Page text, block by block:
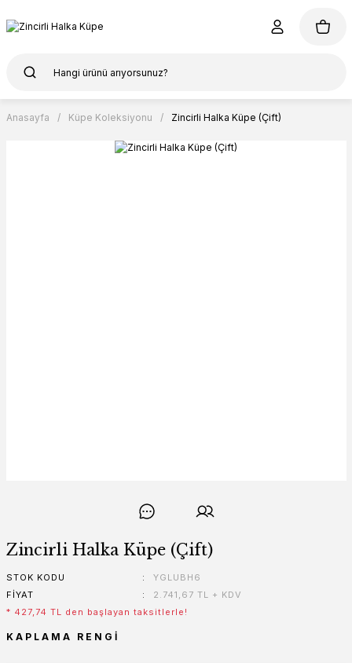
Anasayfa Küpe Koleksiyonu Zincirli Halka Küpe (Çift)
Zincirli Halka Küpe (Çift)
STOK KODU
YGLUBH6
FIYAT
2.741,67 TL + KDV
* 427,74 TL den başlayan taksitlerle!
KAPLAMA RENGI